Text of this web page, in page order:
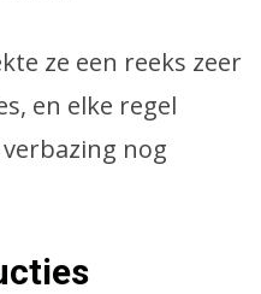
ze een reeks zeer
en elke regel
nog